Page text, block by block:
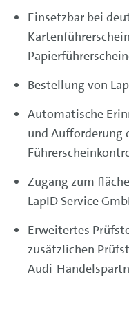
Einsetzbar bei
Bestellung von
Automatische
und Aufforderung
Zugang zum
LapID Service
Erweitertes
zusätzlichen
Audi-